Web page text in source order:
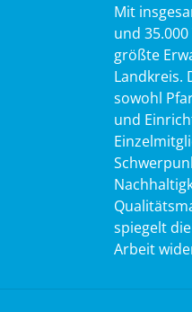
Mit
und
größte
Landkreis.
sowohl
und
spiegelt
Arbeit